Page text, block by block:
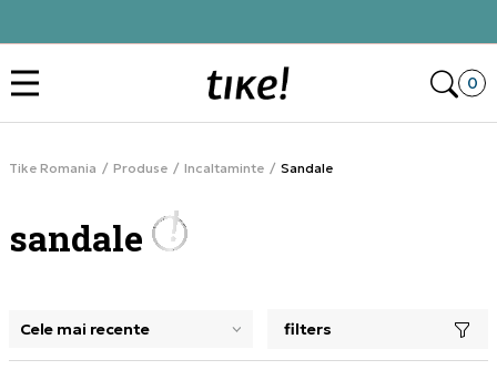
0
Tike Romania Produse Incaltaminte Sandale
sandale
selectarea unui filtru închide panoul de filtre, încarcă
filters